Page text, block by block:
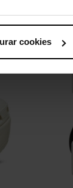
cookies
-20%